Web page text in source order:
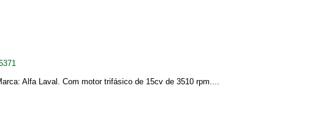
Alfa Laval. Com motor trifásico de 15cv de 3510 rpm....